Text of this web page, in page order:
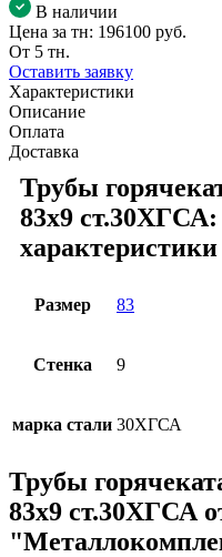
В наличии
Цена за тн: 196100 руб.
От 5 тн.
Оставить заявку
Характеристики
Описание
Оплата
Доставка
Трубы
83x9 ст.30ХГСА:
характеристики
Размер 83
Стенка 9
марка стали 30ХГСА
Трубы
83x9 ст.30ХГСА